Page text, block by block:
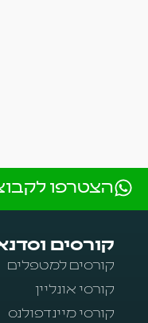
הצטרפו
קורסים
קורסים למטפלים
קורסי אונליין
קורסי מיינדפולנס